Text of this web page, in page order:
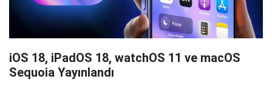
iOS 18, iPadOS 18, watchOS 11 ve macOS
Sequoia Yayınlandı